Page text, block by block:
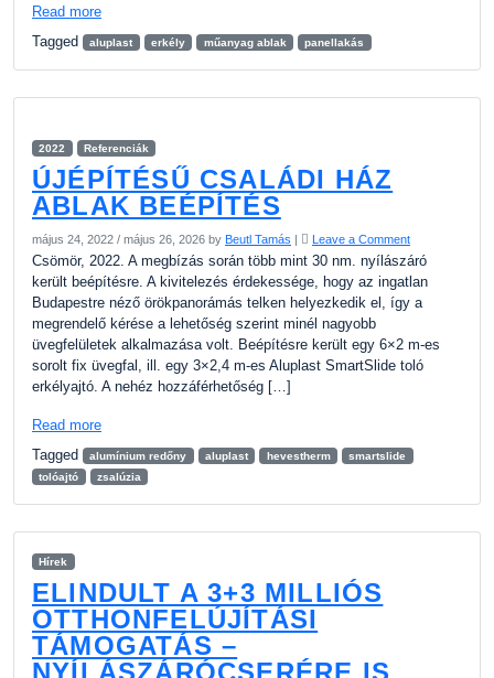
Read more
Tagged
aluplast erkély műanyag ablak panellakás
2022 Referenciák
ÚJÉPÍTÉSŰ CSALÁDI HÁZ
ABLAK BEÉPÍTÉS
május 24, 2022 / május 26, 2026 by Beutl Tamás | Leave a Comment
Csömör, 2022. A megbízás során több mint 30 nm. nyílászáró
került beépítésre. A kivitelezés érdekessége, hogy az ingatlan
Budapestre néző örökpanorámás telken helyezkedik el, így a
megrendelő kérése a lehetőség szerint minél nagyobb
üvegfelületek alkalmazása volt. Beépítésre került egy 6×2 m-es
sorolt fix üvegfal, ill. egy 3×2,4 m-es Aluplast SmartSlide toló
erkélyajtó. A nehéz hozzáférhetőség […]
Read more
Tagged
alumínium redőny aluplast hevestherm
smartslide
tolóajtó
zsalúzia
Hírek
ELINDULT A 3+3 MILLIÓS
OTTHONFELÚJÍTÁSI
TÁMOGATÁS –
NYÍLÁSZÁRÓCSERÉRE IS